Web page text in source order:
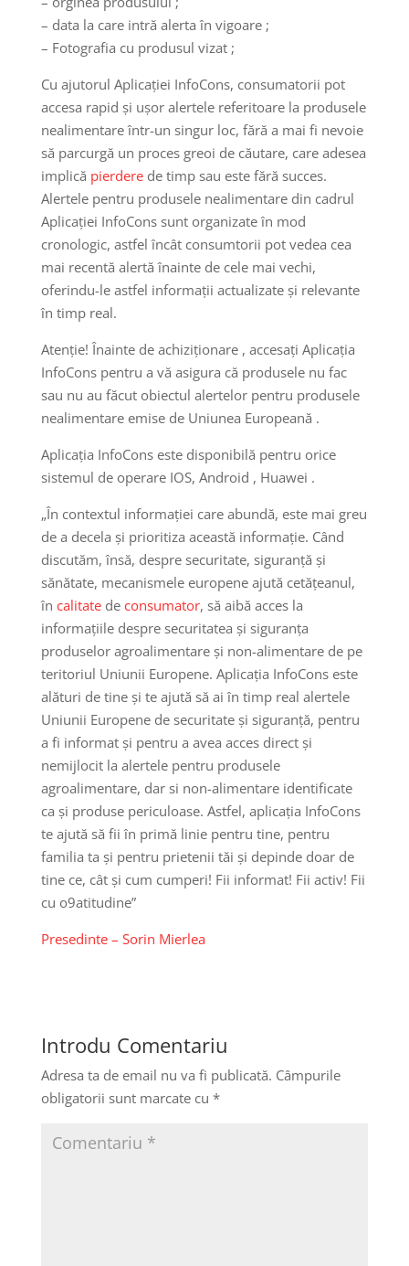
– data la care intră alerta în vigoare ;
– Fotografia cu produsul vizat ;
Cu ajutorul Aplicației InfoCons, consumatorii pot
accesa rapid și ușor alertele referitoare la produsele
nealimentare într-un singur loc, fără a mai fi nevoie
să parcurgă un proces greoi de căutare, care adesea
implică pierderede timp sau este fără succes.
Alertele pentru produsele nealimentare din cadrul
Aplicației InfoCons sunt organizate în mod
cronologic, astfel încât consumtorii pot vedea cea
mai recentă alertă înainte de cele mai vechi,
oferindu-le astfel informații actualizate și relevante
în timp real.
Atenție! Înainte de achiziționare , accesați Aplicația
InfoCons pentru a vă asigura că produsele nu fac
sau nu au făcut obiectul alertelor pentru produsele
nealimentare emise de Uniunea Europeană .
Aplicația InfoCons este disponibilă pentru orice
sistemul de operare IOS, Android , Huawei .
„În contextul informației care abundă, este mai greu
de a decela și prioritiza această informație. Când
discutăm, însă, despre securitate, siguranță și
sănătate, mecanismele europene ajută cetățeanul,
în calitatede consumator, să aibă acces la
informațiile despre securitatea și siguranța
produselor agroalimentare și non-alimentare de pe
teritoriul Uniunii Europene. Aplicația InfoCons este
alături de tine și te ajută să ai în timp real alertele
Uniunii Europene de securitate și siguranță, pentru
a fi informat și pentru a avea acces direct și
nemijlocit la alertele pentru produsele
agroalimentare, dar si non-alimentare identificate
ca și produse periculoase. Astfel, aplicația InfoCons
te ajută să fii în primă linie pentru tine, pentru
familia ta și pentru prietenii tăi și depinde doar de
tine ce, cât și cum cumperi! Fii informat! Fii activ! Fii
cu o9atitudine”
Presedinte – Sorin Mierlea
Introdu Comentariu
Adresa ta de email nu va fi publicată. Câmpurile
obligatorii sunt marcate cu *